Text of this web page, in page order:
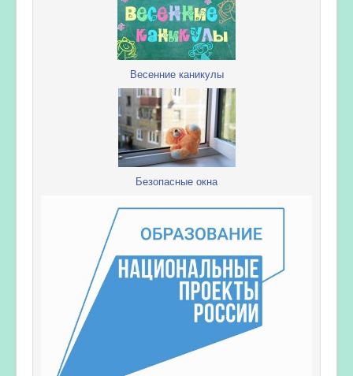
Весенние каникулы
Безопасные окна